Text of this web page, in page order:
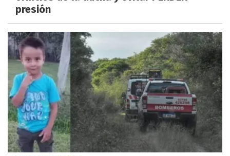
presión